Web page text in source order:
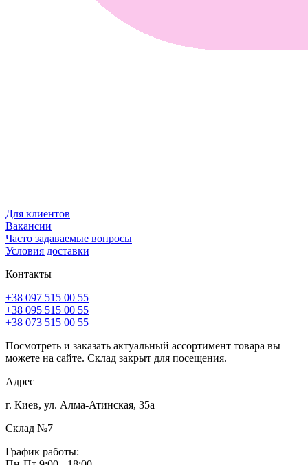
Для клиентов
Вакансии
Часто задаваемые вопросы
Условия доставки
Контакты
+38 097 515 00 55
+38 095 515 00 55
+38 073 515 00 55
Посмотреть и заказать актуальный ассортимент товара вы
можете на сайте. Склад закрыт для посещения.
Адрес
г. Киев, ул. Алма-Атинская, 35а
Склад №7
График работы: